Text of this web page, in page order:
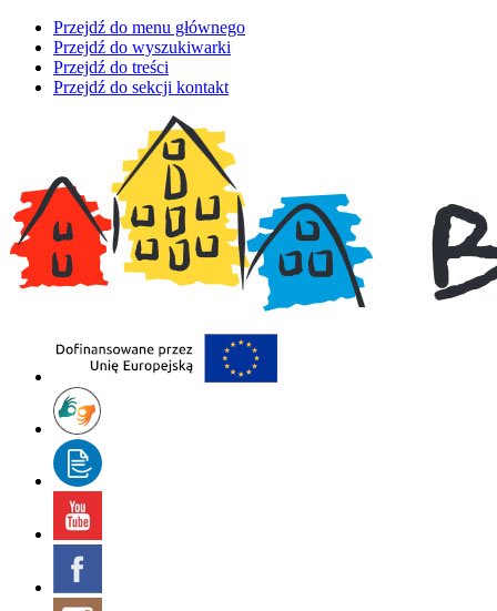
Przejdź do menu głównego
Przejdź do wyszukiwarki
Przejdź do treści
Przejdź do sekcji kontakt